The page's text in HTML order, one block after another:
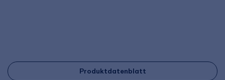
Produktdatenblatt